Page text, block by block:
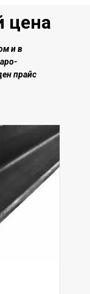
цена
и в
прайс